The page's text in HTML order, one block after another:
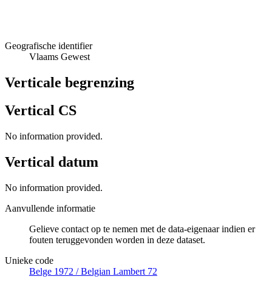
Geografische identifier
Vlaams Gewest
Verticale begrenzing
Vertical CS
No information provided.
Vertical datum
No information provided.
Aanvullende informatie
Gelieve contact op te nemen met de data-eigenaar indien er
fouten teruggevonden worden in deze dataset.
Unieke code
Belge 1972 / Belgian Lambert 72